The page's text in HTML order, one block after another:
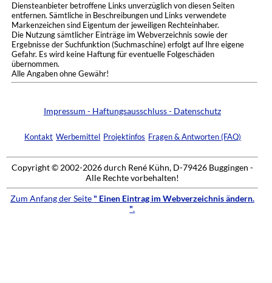
Diensteanbieter betroffene Links unverzüglich von diesen Seiten
entfernen. Sämtliche in Beschreibungen und Links verwendete
Markenzeichen sind Eigentum der jeweiligen Rechteinhaber.
Die Nutzung sämtlicher Einträge im Webverzeichnis sowie der
Ergebnisse der Suchfunktion (Suchmaschine) erfolgt auf Ihre eigene
Gefahr. Es wird keine Haftung für eventuelle Folgeschäden
übernommen.
Alle Angaben ohne Gewähr!
Impressum - Haftungsausschluss - Datenschutz
Kontakt Werbemittel Projektinfos Fragen & Antworten (FAQ)
Copyright © 2002-2026 durch René Kühn, D-79426 Buggingen -
Alle Rechte vorbehalten!
Zum Anfang der Seite " Einen Eintrag im Webverzeichnis ändern.
".